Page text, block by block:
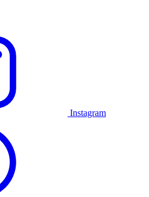
Instagram